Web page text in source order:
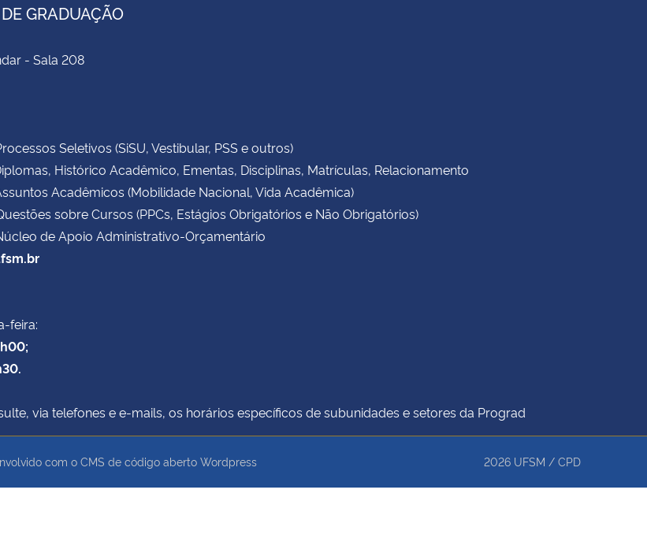
GRADUAÇÃO
- Sala 208
Seletivos (SiSU, Vestibular, PSS e outros)
Histórico Acadêmico, Ementas, Disciplinas, Matrículas, Relacionamento
Acadêmicos (Mobilidade Nacional, Vida Acadêmica)
sobre Cursos (PPCs, Estágios Obrigatórios e Não Obrigatórios)
de Apoio Administrativo-Orçamentário
feira:
via telefones e e-mails, os horários específicos de subunidades e setores da Prograd
com o CMS de código aberto Wordpress 2026 UFSM / CPD